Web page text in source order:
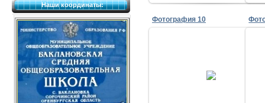
Наши координаты:
Фотография 10